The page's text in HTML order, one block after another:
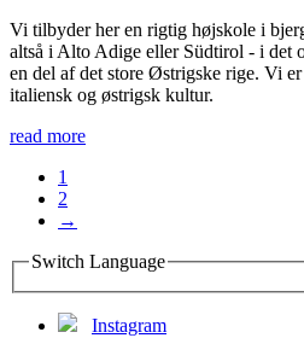
Vi tilbyder her en rigtig højskole i
altså i Alto Adige eller Südtirol - i det
en del af det store Østrigske rige. Vi
italiensk og østrigsk kultur.
read more
1
2
→
Switch Language
Instagram